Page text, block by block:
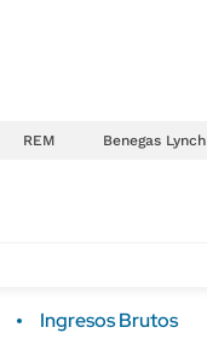
REM Benegas Lynch
Real Estate
Ingresos Brutos